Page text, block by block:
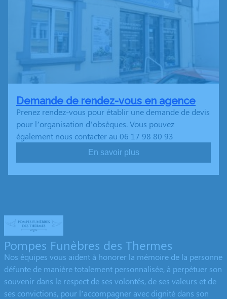
Demande de rendez-vous en agence
Prenez rendez-vous pour établir une demande de devis
pour l’organisation d’obsèques. Vous pouvez
également nous contacter au 06 17 98 80 93
En savoir plus
Pompes Funèbres des Thermes
Nos équipes vous aident à honorer la mémoire de la personne
défunte de manière totalement personnalisée, à perpétuer son
souvenir dans le respect de ses volontés, de ses valeurs et de
ses convictions, pour l’accompagner avec dignité dans son